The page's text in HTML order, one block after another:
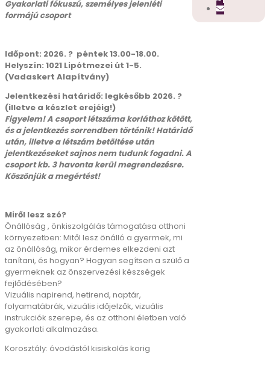
Gyakorlati fókuszú, személyes jelenléti
formájú csoport
Időpont: 2026. ? péntek 13.00-18.00.
Helyszín: 1021 Lipótmezei út 1-5.
(Vadaskert Alapítvány)
Jelentkezési határidő: legkésőbb 2026. ?
(illetve a készlet erejéig!)
Figyelem! A csoport létszáma korláthoz kötött,
és a jelentkezés sorrendben történik! Határidő
után, illetve a létszám betöltése után
jelentkezéseket sajnos nem tudunk fogadni. A
csoport kb. 3 havonta kerül megrendezésre.
Köszönjük a megértést!
Miről lesz szó?
Önállóság , önkiszolgálás támogatása otthoni
környezetben: Mitől lesz önálló a gyermek, mi
az önállóság, mikor érdemes elkezdeni azt
tanítani, és hogyan? Hogyan segítsen a szülő a
gyermeknek az önszervezési készségek
fejlődésében?
Vizuális napirend, hetirend, naptár,
folyamatábrák, vizuális időjelzők, vizuális
instrukciók szerepe, és az otthoni életben való
gyakorlati alkalmazása.
Korosztály: óvodástól kisiskolás korig